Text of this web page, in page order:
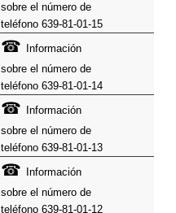
sobre el número de
teléfono 639-81-01-15
☎
Información
sobre el número de
teléfono 639-81-01-14
☎
Información
sobre el número de
teléfono 639-81-01-13
☎
Información
sobre el número de
teléfono 639-81-01-12